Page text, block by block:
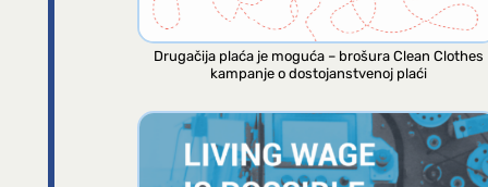
Drugačija plaća je moguća – brošura Clean Clothes
kampanje o dostojanstvenoj plaći